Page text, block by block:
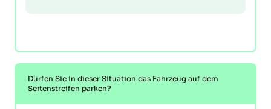
Dürfen Sie in dieser Situation das Fahrzeug auf dem
Seitenstreifen parken?